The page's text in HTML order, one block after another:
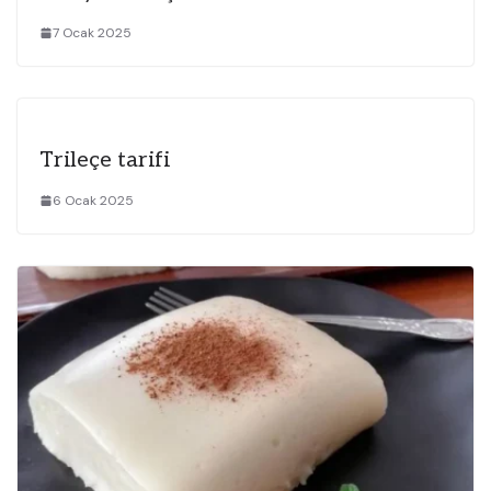
7 Ocak 2025
Trileçe tarifi
6 Ocak 2025